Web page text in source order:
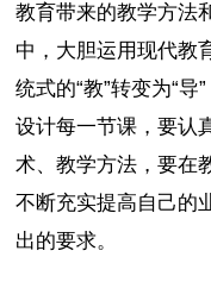
教育带来的教学方法
中，大胆运用现代教
统式的“教”转变为“
设计每一节课，要认
术、教学方法，要在
不断充实提高自己的
出的要求。